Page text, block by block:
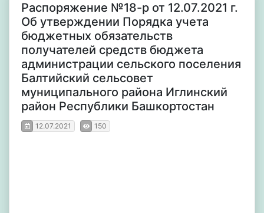
Распоряжение №18-р от 12.07.2021 г.
Об утверждении Порядка учета
бюджетных обязательств
получателей средств бюджета
администрации сельского поселения
Балтийский сельсовет
муниципального района Иглинский
район Республики Башкортостан
12.07.2021 150